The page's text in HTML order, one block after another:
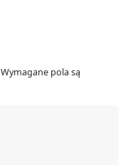
Wymagane pola są